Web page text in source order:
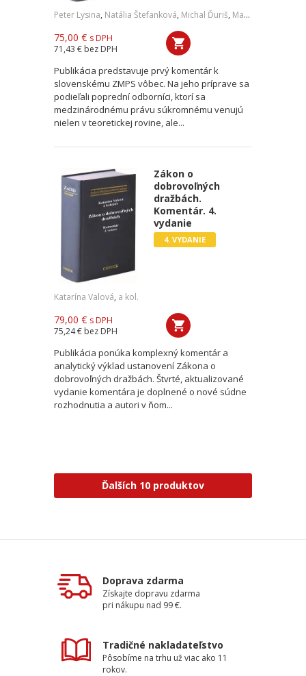
Peter Lysina, Natália Štefanková, Michal Ďuriš, Marek Števček
75,00 € s DPH
71,43 € bez DPH
Publikácia predstavuje prvý komentár k
slovenskému ZMPS vôbec. Na jeho príprave sa
podieľali poprední odborníci, ktorí sa
medzinárodnému právu súkromnému venujú
nielen v teoretickej rovine, ale...
Zákon o
dobrovoľných
dražbách.
Komentár. 4.
vydanie
4. VYDANIE
Katarína Valová, a kol.
79,00 € s DPH
75,24 € bez DPH
Publikácia ponúka komplexný komentár a
analytický výklad ustanovení Zákona o
dobrovoľných dražbách. Štvrté, aktualizované
vydanie komentára je doplnené o nové súdne
rozhodnutia a autori v ňom...
Ďalších 10 produktov
Doprava zdarma
Získajte dopravu zdarma
pri nákupu nad 99 €.
Tradičné nakladateľstvo
Pôsobíme na trhu už viac ako 11
rokov.